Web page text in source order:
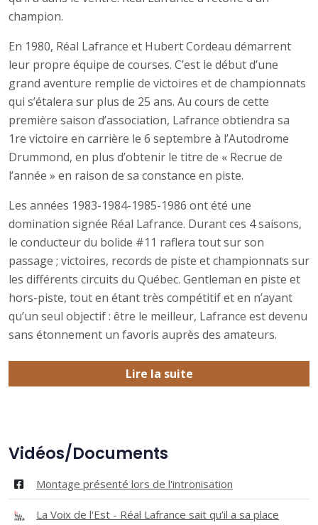
champion.
En 1980, Réal Lafrance et Hubert Cordeau démarrent
leur propre équipe de courses. C’est le début d’une
grand aventure remplie de victoires et de championnats
qui s’étalera sur plus de 25 ans. Au cours de cette
première saison d’association, Lafrance obtiendra sa
1re victoire en carrière le 6 septembre à l’Autodrome
Drummond, en plus d’obtenir le titre de « Recrue de
l’année » en raison de sa constance en piste.
Les années 1983-1984-1985-1986 ont été une
domination signée Réal Lafrance. Durant ces 4 saisons,
le conducteur du bolide #11 raflera tout sur son
passage ; victoires, records de piste et championnats sur
les différents circuits du Québec. Gentleman en piste et
hors-piste, tout en étant très compétitif et en n’ayant
qu’un seul objectif : être le meilleur, Lafrance est devenu
sans étonnement un favoris auprès des amateurs.
Lire la suite
Vidéos/Documents
Montage présenté lors de l'intronisation
La Voix de l'Est - Réal Lafrance sait qu’il a sa place